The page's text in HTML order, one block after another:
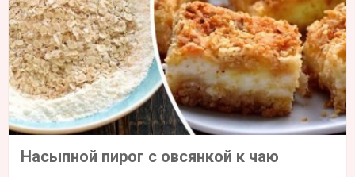
Насыпной пирог с овсянкой к чаю